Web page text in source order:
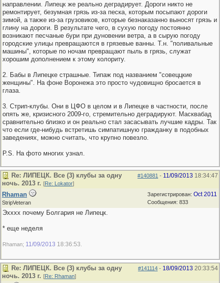
направлении. Липецк же реально деградирует. Дороги никто не
ремонтирует, безумная грязь из-за песка, которым посыпают дороги
зимой, а также из-за грузовиков, которые безнаказанно выносят грязь и
глину на дороги. В результате чего, в сухую погоду постоянно
возникают песчаные бури при дуновении ветра, а в сырую погоду
городские улицы превращаются в грязевые ванны. Т.н. "поливальные
машины", которые по ночам превращают пыль в грязь, служат
хорошим дополнением к этому колориту.
2. Бабы в Липецке страшные. Типаж под названием "совеццкие
женщины". На фоне Воронежа это просто чудовищно бросается в
глаза.
3. Стрип-клубы. Они в ЦФО в целом и в Липецке в частности, после
опять же, кризисного 2009-го, стремительно деградируют. Масквабад
сравнительно близко и он реально стал засасывать лучшие кадры. Так
что если где-нибудь встретишь симпатишную гражданку в подобных
заведениях, можно считать, что крупно повезло.
P.S. На фото многих узнал.
#140881 - 11/09/2013 18:34:47
Re: ЛИПЕЦК. Все (3) клубы за одну
ночь. 2013 г. [Re: Lokator]
Зарегистрирован: Oct 2011
Сообщения: 833
Rhaman
StripVeteran
Эхххх почему Болгария не Липецк.
* еще неделя
Rhaman; 11/09/2013 18:36:53
#141114 - 18/09/2013 20:33:54
Re: ЛИПЕЦК. Все (3) клубы за одну
ночь. 2013 г. [Re: Rhaman]